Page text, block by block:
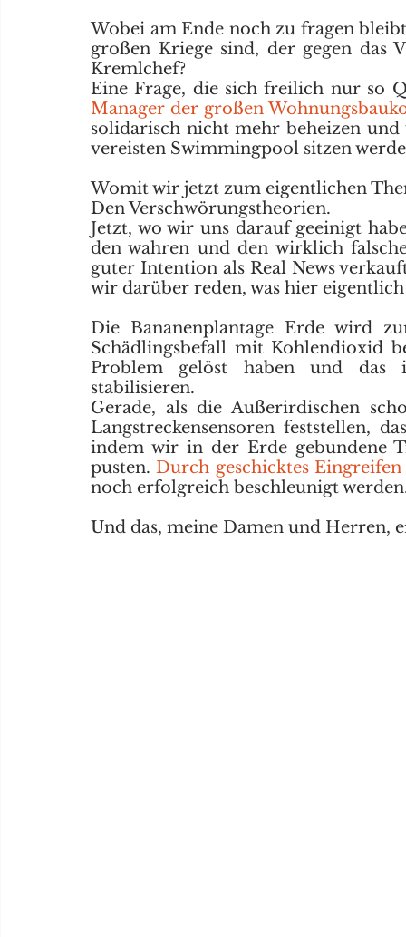
Wobei am Ende noch zu fragen
großen Kriege sind, der gegen das
Kremlchef?
Manager der großen
solidarisch nicht mehr beheizen
vereisten Swimmingpool sitzen
Womit wir jetzt zum eigentlichen
Den Verschwörungstheorien.
Jetzt, wo wir uns darauf geeinigt
den wahren und den wirklich
guter Intention als Real News
wir darüber reden, was hier eigentlich
Die Bananenplantage Erde wird
Schädlingsbefall mit Kohlendioxid
Problem gelöst haben und das
stabilisieren.
Gerade, als die Außerirdischen
Langstreckensensoren feststellen,
indem wir in der Erde gebundene
pusten. Durch geschicktes
noch erfolgreich beschleunigt
Und das, meine Damen und Herren,